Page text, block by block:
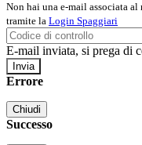
Non hai una e-mail associata
tramite la Login Spaggiari
E-mail inviata, si prega di
Errore
Chiudi
Successo